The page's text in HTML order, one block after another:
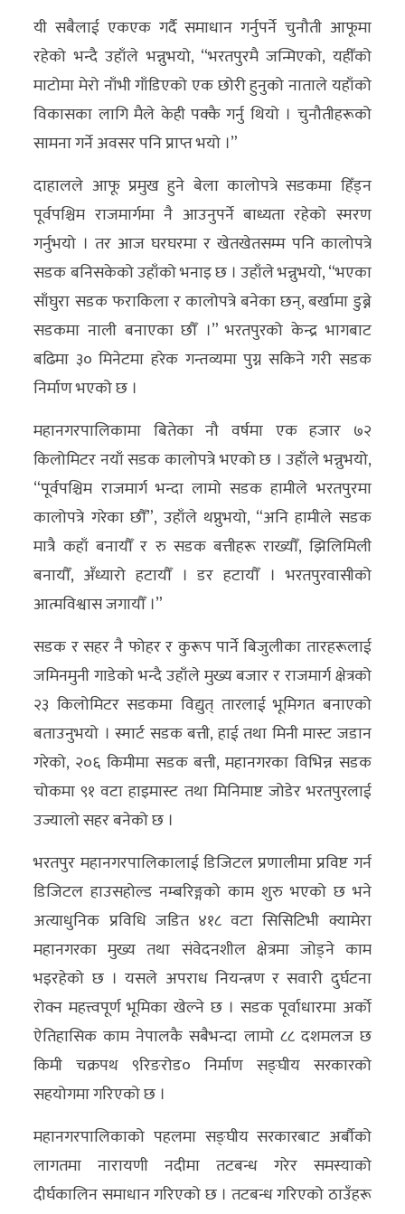
यी सबैलाई एकएक गर्दै समाधान गर्नुपर्ने चुनौती आफूमा
रहेको भन्दै उहाँले भन्नुभयो, “भरतपुरमै जन्मिएको, यहीँको
माटोमा मेरो नाँभी गाँडिएको एक छोरी हुनुको नाताले यहाँको
विकासका लागि मैले केही पक्कै गर्नु थियो । चुनौतीहरूको
सामना गर्ने अवसर पनि प्राप्त भयो ।”
दाहालले आफू प्रमुख हुने बेला कालोपत्रे सडकमा हिँड्न
पूर्वपश्चिम राजमार्गमा नै आउनुपर्ने बाध्यता रहेको स्मरण
गर्नुभयो । तर आज घरघरमा र खेतखेतसम्म पनि कालोपत्रे
सडक बनिसकेको उहाँको भनाइ छ । उहाँले भन्नुभयो, “भएका
साँघुरा सडक फराकिला र कालोपत्रे बनेका छन्, बर्खामा डुब्ने
सडकमा नाली बनाएका छौँ ।” भरतपुरको केन्द्र भागबाट
बढिमा ३० मिनेटमा हरेक गन्तव्यमा पुग्न सकिने गरी सडक
निर्माण भएको छ ।
महानगरपालिकामा बितेका नौ वर्षमा एक हजार ७२
किलोमिटर नयाँ सडक कालोपत्रे भएको छ । उहाँले भन्नुभयो,
“पूर्वपश्चिम राजमार्ग भन्दा लामो सडक हामीले भरतपुरमा
कालोपत्रे गरेका छौँ”, उहाँले थप्नुभयो, “अनि हामीले सडक
मात्रै कहाँ बनायौँ र रु सडक बत्तीहरू राख्यौँ, झिलिमिली
बनायौँ, अँध्यारो हटायौँ । डर हटायौँ । भरतपुरवासीको
आत्मविश्वास जगायौँ ।”
सडक र सहर नै फोहर र कुरूप पार्ने बिजुलीका तारहरूलाई
जमिनमुनी गाडेको भन्दै उहाँले मुख्य बजार र राजमार्ग क्षेत्रको
२३ किलोमिटर सडकमा विद्युत् तारलाई भूमिगत बनाएको
बताउनुभयो । स्मार्ट सडक बत्ती, हाई तथा मिनी मास्ट जडान
गरेको, २०६ किमीमा सडक बत्ती, महानगरका विभिन्न सडक
चोकमा ९१ वटा हाइमास्ट तथा मिनिमाष्ट जोडेर भरतपुरलाई
उज्यालो सहर बनेको छ ।
भरतपुर महानगरपालिकालाई डिजिटल प्रणालीमा प्रविष्ट गर्न
डिजिटल हाउसहोल्ड नम्बरिङ्गको काम शुरु भएको छ भने
अत्याधुनिक प्रविधि जडित ४१८ वटा सिसिटिभी क्यामेरा
महानगरका मुख्य तथा संवेदनशील क्षेत्रमा जोड्ने काम
भइरहेको छ । यसले अपराध नियन्त्रण र सवारी दुर्घटना
रोक्न महत्त्वपूर्ण भूमिका खेल्ने छ । सडक पूर्वाधारमा अर्को
ऐतिहासिक काम नेपालकै सबैभन्दा लामो ८८ दशमलज छ
किमी चक्रपथ ९रिङरोड० निर्माण सङ्घीय सरकारको
सहयोगमा गरिएको छ ।
महानगरपालिकाको पहलमा सङ्घीय सरकारबाट अर्बौको
लागतमा नारायणी नदीमा तटबन्ध गरेर समस्याको
दीर्घकालिन समाधान गरिएको छ । तटबन्ध गरिएको ठाउँहरू